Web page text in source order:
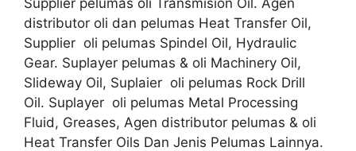
distributor oli dan pelumas Heat Transfer Oil,
Supplier oli pelumas Spindel Oil, Hydraulic
Gear. Suplayer pelumas & oli Machinery Oil,
Slideway Oil, Suplaier oli pelumas Rock Drill
Oil. Suplayer oli pelumas Metal Processing
Fluid, Greases, Agen distributor pelumas & oli
Heat Transfer Oils Dan Jenis Pelumas Lainnya.